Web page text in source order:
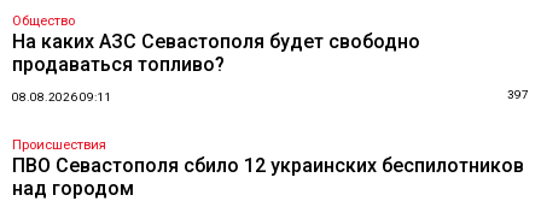
Общество
На каких АЗС Севастополя будет свободно
продаваться топливо?
08.08.2026 09:11 397
Происшествия
ПВО Севастополя сбило 12 украинских беспилотников
над городом